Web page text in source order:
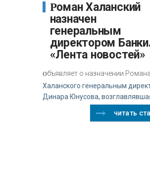
Роман Халанский
назначен
генеральным
директором
«Лента новостей»
объявляет о назначении Романа
Халанского генеральным
Динара Юнусова,
читать